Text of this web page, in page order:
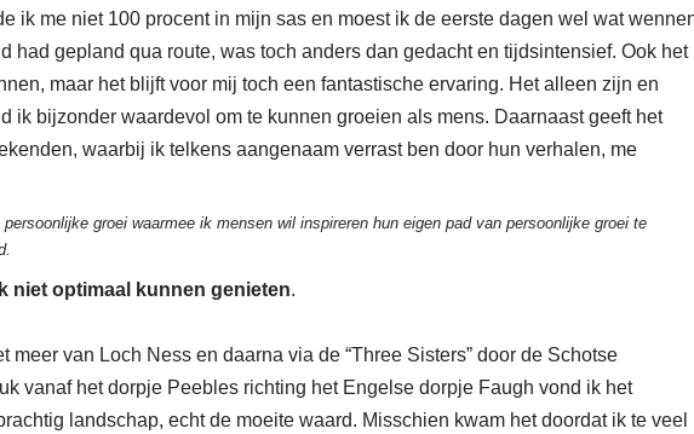
ik me niet 100 procent in mijn sas en moest ik de eerste dagen wel wat
had gepland qua route, was toch anders dan gedacht en tijdsintensief. Ook het
maar het blijft voor mij toch een fantastische ervaring. Het alleen zijn en
ik bijzonder waardevol om te kunnen groeien als mens. Daarnaast geeft het
waarbij ik telkens aangenaam verrast ben door hun verhalen, me
groei waarmee ik mensen wil inspireren hun eigen pad van persoonlijke groei te
niet optimaal kunnen genieten.
meer van Loch Ness en daarna via de “Three Sisters” door de Schotse
vanaf het dorpje Peebles richting het Engelse dorpje Faugh vond ik het
landschap, echt de moeite waard. Misschien kwam het doordat ik te veel